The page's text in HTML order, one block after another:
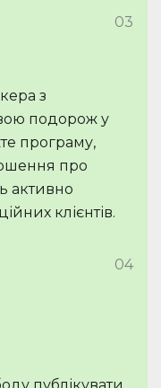
03
з
подорож у
програму,
про
активно
клієнтів.
04